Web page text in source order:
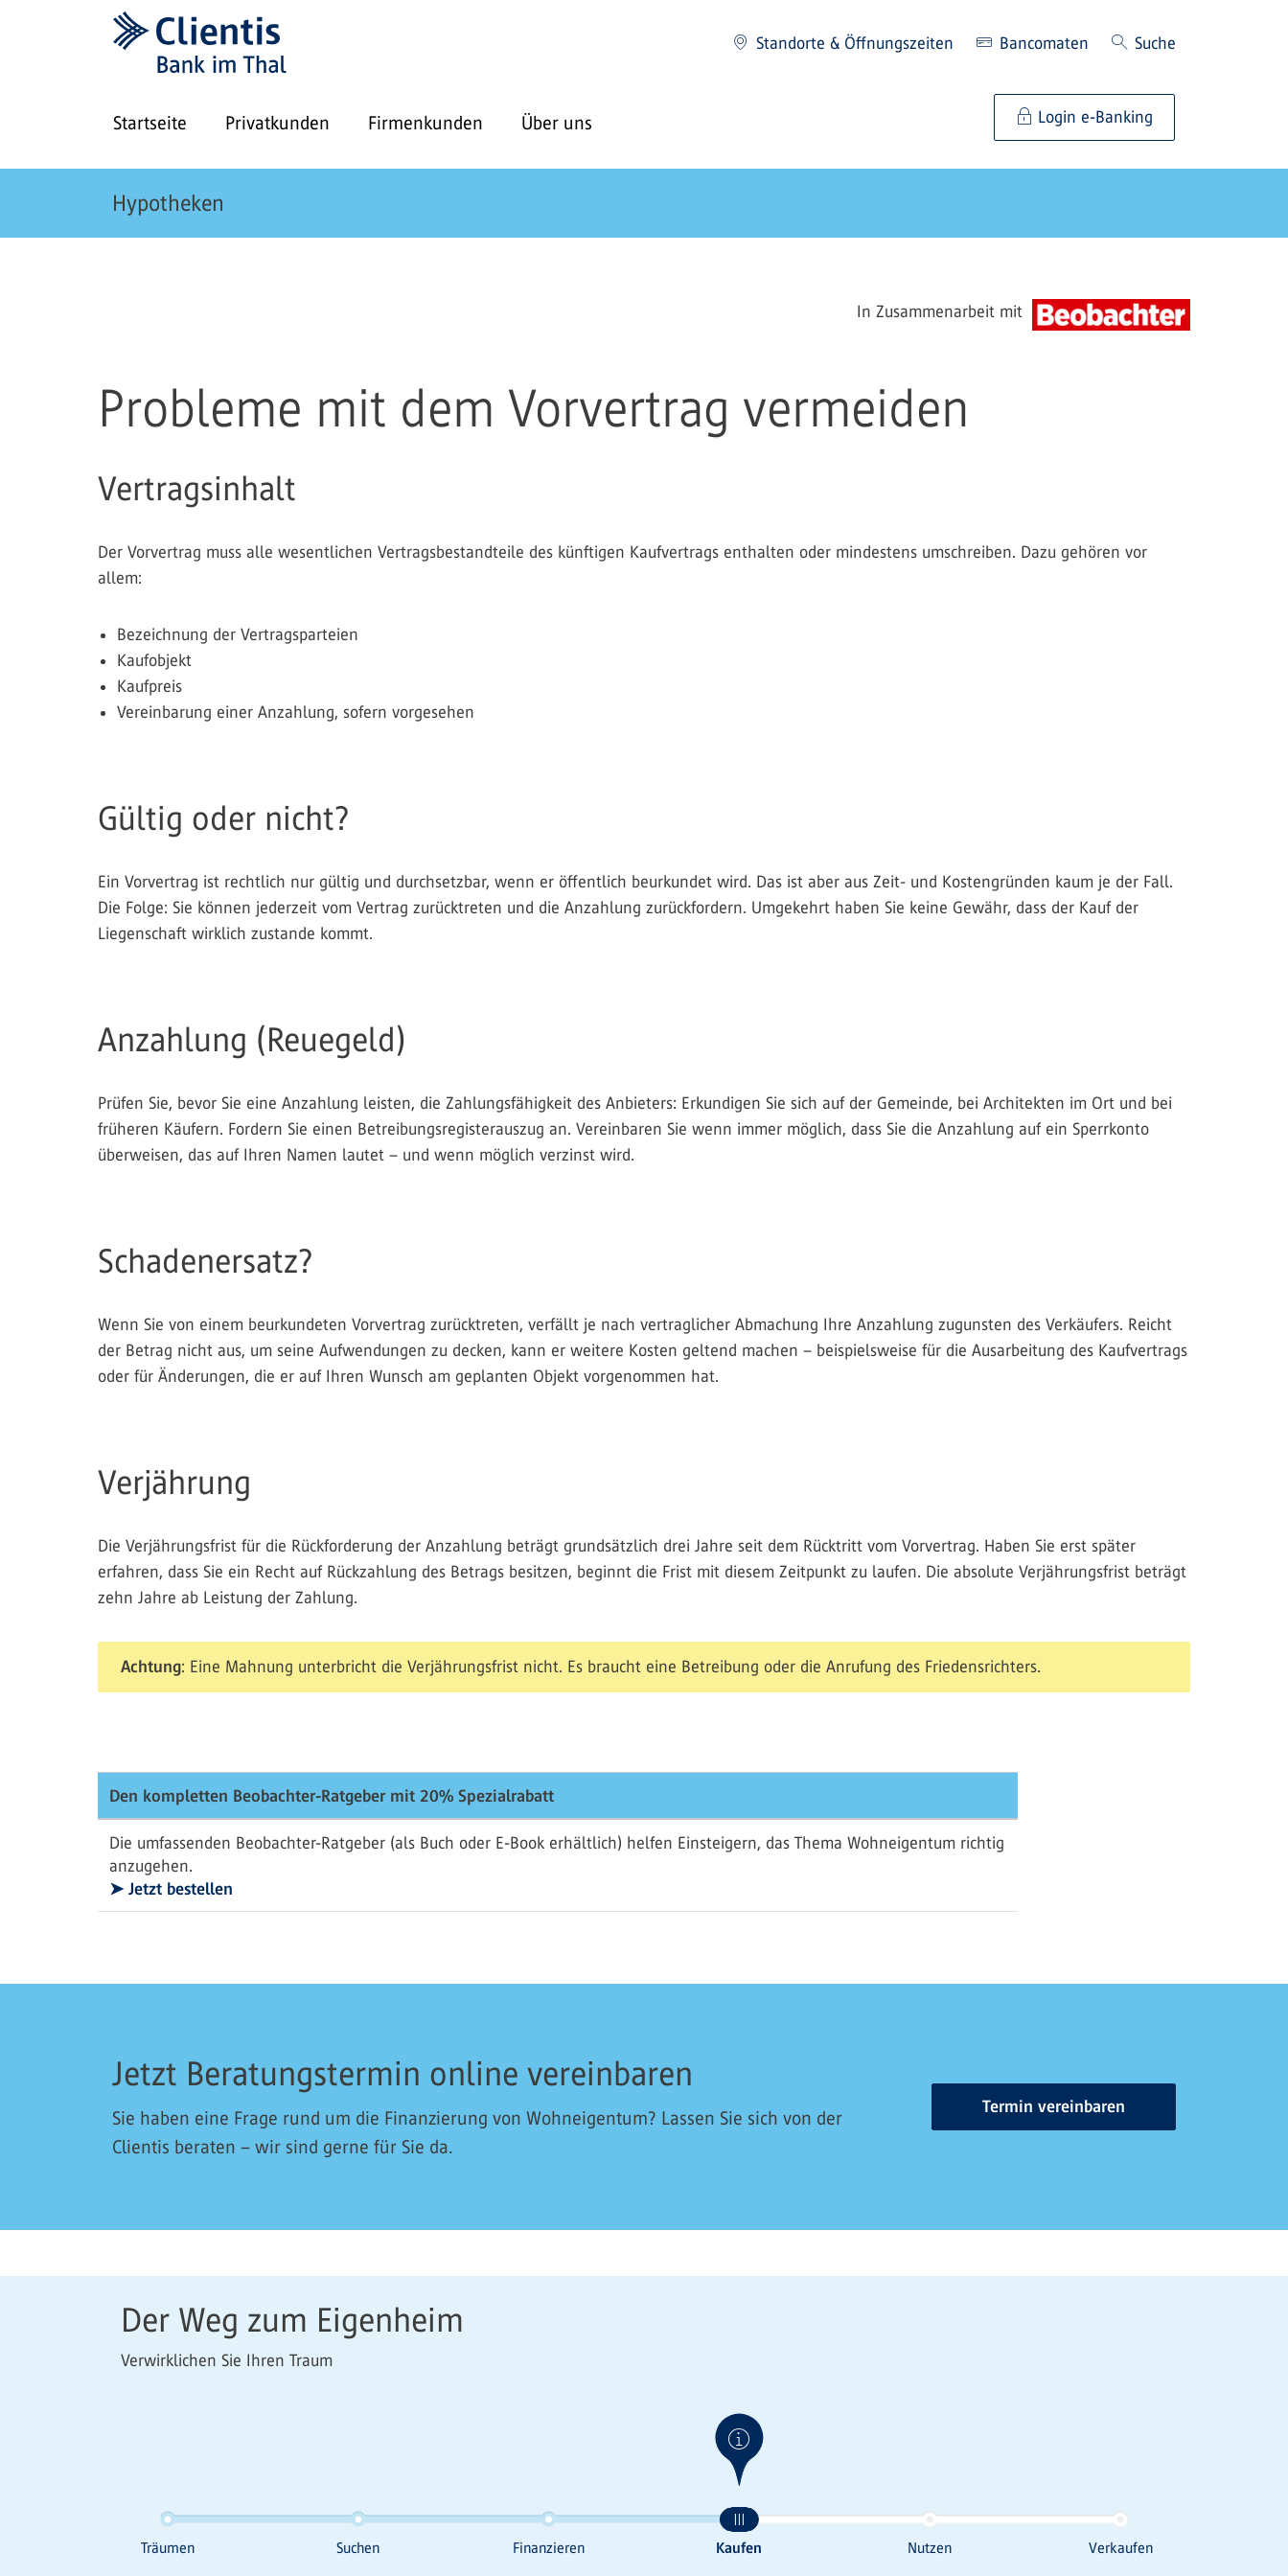
Standorte & Öffnungszeiten Bancomaten Suche
Startseite Privatkunden Firmenkunden Über uns Login e-Banking
Hypotheken
In Zusammenarbeit mit
Probleme mit dem Vorvertrag vermeiden
Vertragsinhalt
Der Vorvertrag muss alle wesentlichen Vertragsbestandteile des künftigen Kaufvertrags enthalten oder mindestens umschreiben. Dazu gehören vor
allem:
Bezeichnung der Vertragsparteien
Kaufobjekt
Kaufpreis
Vereinbarung einer Anzahlung, sofern vorgesehen
Gültig oder nicht?
Ein Vorvertrag ist rechtlich nur gültig und durchsetzbar, wenn er öffentlich beurkundet wird. Das ist aber aus Zeit- und Kostengründen kaum je der Fall.
Die Folge: Sie können jederzeit vom Vertrag zurücktreten und die Anzahlung zurückfordern. Umgekehrt haben Sie keine Gewähr, dass der Kauf der
Liegenschaft wirklich zustande kommt.
Anzahlung (Reuegeld)
Prüfen Sie, bevor Sie eine Anzahlung leisten, die Zahlungsfähigkeit des Anbieters: Erkundigen Sie sich auf der Gemeinde, bei Architekten im Ort und bei
früheren Käufern. Fordern Sie einen Betreibungsregisterauszug an. Vereinbaren Sie wenn immer möglich, dass Sie die Anzahlung auf ein Sperrkonto
überweisen, das auf Ihren Namen lautet – und wenn möglich verzinst wird.
Schadenersatz?
Wenn Sie von einem beurkundeten Vorvertrag zurücktreten, verfällt je nach vertraglicher Abmachung Ihre Anzahlung zugunsten des Verkäufers. Reicht
der Betrag nicht aus, um seine Aufwendungen zu decken, kann er weitere Kosten geltend machen – beispielsweise für die Ausarbeitung des Kaufvertrags
oder für Änderungen, die er auf Ihren Wunsch am geplanten Objekt vorgenommen hat.
Verjährung
Die Verjährungsfrist für die Rückforderung der Anzahlung beträgt grundsätzlich drei Jahre seit dem Rücktritt vom Vorvertrag. Haben Sie erst später
erfahren, dass Sie ein Recht auf Rückzahlung des Betrags besitzen, beginnt die Frist mit diesem Zeitpunkt zu laufen. Die absolute Verjährungsfrist beträgt
zehn Jahre ab Leistung der Zahlung.
Achtung: Eine Mahnung unterbricht die Verjährungsfrist nicht. Es braucht eine Betreibung oder die Anrufung des Friedensrichters.
Den kompletten Beobachter-Ratgeber mit 20% Spezialrabatt
Die umfassenden Beobachter-Ratgeber (als Buch oder E-Book erhältlich) helfen Einsteigern, das Thema Wohneigentum richtig
anzugehen.
➤ Jetzt bestellen
Jetzt Beratungstermin online vereinbaren
Sie haben eine Frage rund um die Finanzierung von Wohneigentum? Lassen Sie sich von der
Clientis beraten – wir sind gerne für Sie da.
Termin vereinbaren
Der Weg zum Eigenheim
Verwirklichen Sie Ihren Traum